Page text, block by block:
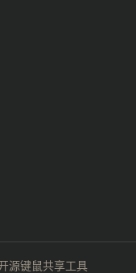
源键鼠共享工具